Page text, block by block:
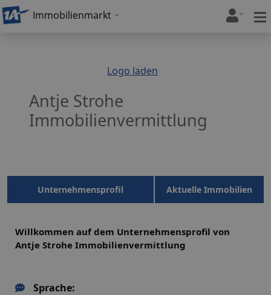
Immobilienmarkt
Logo laden
Antje Strohe
Immobilienvermittlung
Unternehmensprofil Aktuelle Immobilien
Willkommen auf dem Unternehmensprofil von
Antje Strohe Immobilienvermittlung
Sprache: